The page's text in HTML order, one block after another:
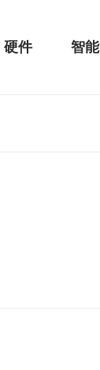
硬件 智能